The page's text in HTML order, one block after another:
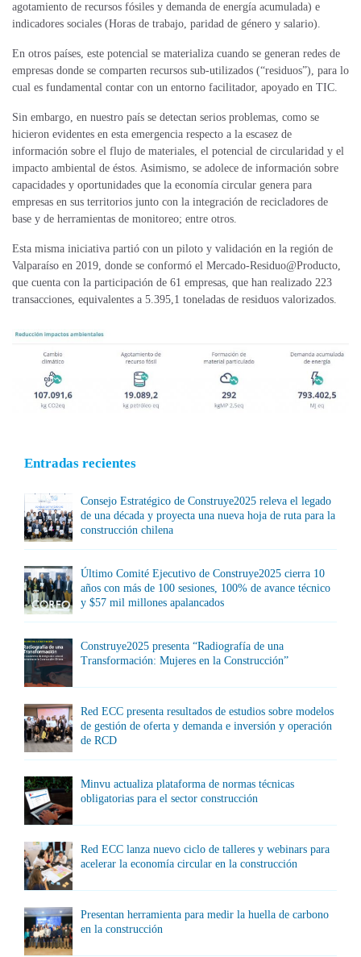
agotamiento de recursos fósiles y demanda de energía acumulada) e
indicadores sociales (Horas de trabajo, paridad de género y salario).
En otros países, este potencial se materializa cuando se generan redes de
empresas donde se comparten recursos sub-utilizados (“residuos”), para lo
cual es fundamental contar con un entorno facilitador, apoyado en TIC.
Sin embargo, en nuestro país se detectan serios problemas, como se
hicieron evidentes en esta emergencia respecto a la escasez de
información sobre el flujo de materiales, el potencial de circularidad y el
impacto ambiental de éstos. Asimismo, se adolece de información sobre
capacidades y oportunidades que la economía circular genera para
empresas en sus territorios junto con la integración de recicladores de
base y de herramientas de monitoreo; entre otros.
Esta misma iniciativa partió con un piloto y validación en la región de
Valparaíso en 2019, donde se conformó el Mercado-Residuo@Producto,
que cuenta con la participación de 61 empresas, que han realizado 223
transacciones, equivalentes a 5.395,1 toneladas de residuos valorizados.
Entradas recientes
Consejo Estratégico de Construye2025 releva el legado
de una década y proyecta una nueva hoja de ruta para la
construcción chilena
Último Comité Ejecutivo de Construye2025 cierra 10
años con más de 100 sesiones, 100% de avance técnico
y $57 mil millones apalancados
Construye2025 presenta “Radiografía de una
Transformación: Mujeres en la Construcción”
Red ECC presenta resultados de estudios sobre modelos
de gestión de oferta y demanda e inversión y operación
de RCD
Minvu actualiza plataforma de normas técnicas
obligatorias para el sector construcción
Red ECC lanza nuevo ciclo de talleres y webinars para
acelerar la economía circular en la construcción
Presentan herramienta para medir la huella de carbono
en la construcción